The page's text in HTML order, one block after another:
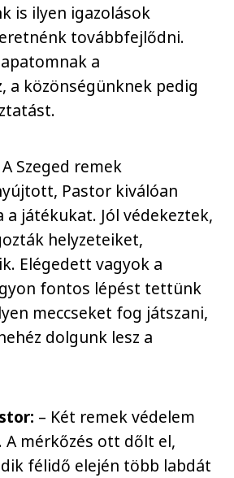
is ilyen igazolások
továbbfejlődni.
a
a közönségünknek pedig
A Szeged remek
Pastor kiválóan
játékukat. Jól védekeztek,
helyzeteiket,
Elégedett vagyok a
fontos lépést tettünk
meccseket fog játszani,
dolgunk lesz a
– Két remek védelem
mérkőzés ott dőlt el,
félidő elején több labdát